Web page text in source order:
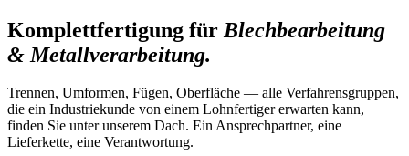
Komplettfertigung für Blechbearbeitung
& Metallverarbeitung.
Trennen, Umformen, Fügen, Oberfläche — alle Verfahrens­gruppen,
die ein Industriekunde von einem Lohnfertiger erwarten kann,
finden Sie unter unserem Dach. Ein Ansprechpartner, eine
Lieferkette, eine Verantwortung.